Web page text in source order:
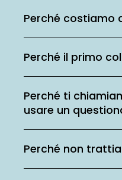
Perché costiamo
Perché il primo
Perché ti
usare un
Perché non